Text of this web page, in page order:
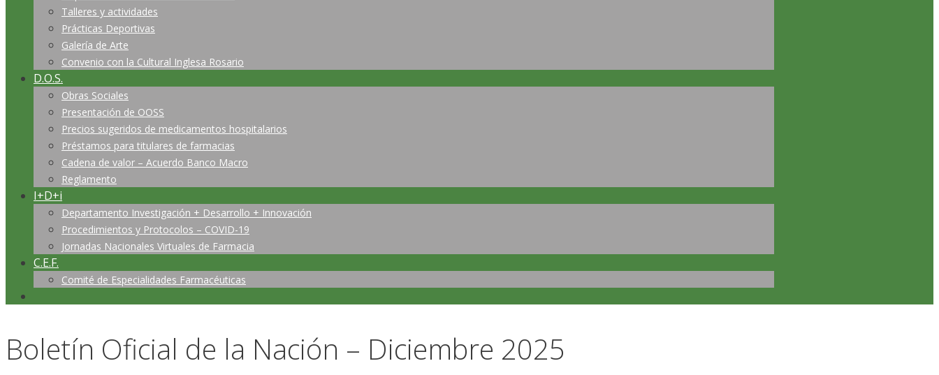
Talleres y actividades
Prácticas Deportivas
Galería de Arte
Convenio con la Cultural Inglesa Rosario
D.O.S.
Obras Sociales
Presentación de OOSS
Precios sugeridos de medicamentos hospitalarios
Préstamos para titulares de farmacias
Cadena de valor – Acuerdo Banco Macro
Reglamento
I+D+i
Departamento Investigación + Desarrollo + Innovación
Procedimientos y Protocolos – COVID-19
Jornadas Nacionales Virtuales de Farmacia
C.E.F.
Comité de Especialidades Farmacéuticas
Boletín Oficial de la Nación – Diciembre 2025